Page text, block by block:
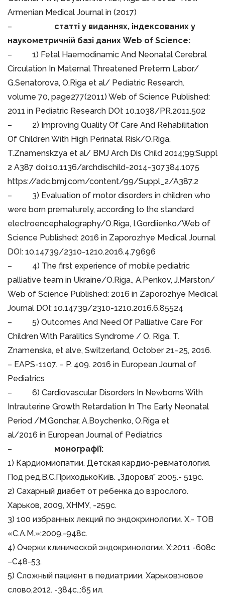
Armenian Medical Journal in (2017)
– статті у виданнях, індексованих у
наукометричній базі даних Web of Science:
– 1) Fetal Haemodinamic And Neonatal Cerebral
Circulation In Maternal Threatened Preterm Labor/
G.Senatorova, O.Riga et al/ Pediatric Research.
volume 70, page277(2011) Web of Science Published:
2011 in Pediatric Research DOI: 10.1038/PR.2011.502
– 2) Improving Quality Of Care And Rehabilitation
Of Children With High Perinatal Risk/O.Riga,
T.Znamenskzya et al/ BMJ Arch Dis Child 2014;99:Suppl
2 A387 doi:10.1136/archdischild-2014-307384.1075
https://adc.bmj.com/content/99/Suppl_2/A387.2
– 3) Evaluation of motor disorders in children who
were born prematurely, according to the standard
electroencephalography/O.Riga, I.Gordiienko/Web of
Science Published: 2016 in Zaporozhye Medical Journal
DOI: 10.14739/2310-1210.2016.4.79696
– 4) The first experience of mobile pediatric
palliative team in Ukraine/O.Riga., A.Penkov, J.Marston/
Web of Science Published: 2016 in Zaporozhye Medical
Journal DOI: 10.14739/2310-1210.2016.6.85524
– 5) Outcomes And Need Of Palliative Care For
Children With Paralitics Syndrome / O. Riga, T.
Znamenska, et alve, Switzerland, October 21–25, 2016.
– EAPS-1107. – P. 409. 2016 in European Journal of
Pediatrics
– 6) Cardiovascular Disorders In Newborns With
Intrauterine Growth Retardation In The Early Neonatal
Period /M.Gonchar, A.Boychenko, O.Riga et
al/2016 in European Journal of Pediatrics
– монографії:
1) Кардиомиопатии. Детская кардио-ревматология.
Под ред.В.С.ПриходькоКиїв. „Здоровя” 2005.- 519с.
2) Сахарный диабет от ребенка до взрослого.
Харьков, 2009, ХНМУ, -259с.
3) 100 избранных лекций по эндокринологии. Х.- ТОВ
«С.А.М.»:2009.-948с.
4) Очерки клинической эндокринологии. Х:2011 -608с
–С48-53.
5) Сложный пациент в педиатриии. Харьков:новое
слово,2012. -384с.,:65 ил.